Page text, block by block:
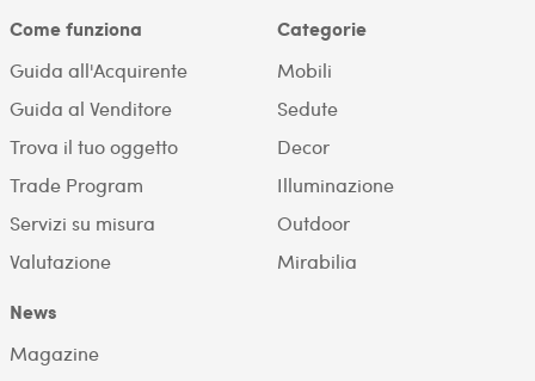
Come funziona
Guida all'Acquirente
Guida al Venditore
Trova il tuo oggetto
Trade Program
Servizi su misura
Valutazione
Categorie
Mobili
Sedute
Decor
Illuminazione
Outdoor
Mirabilia
News
Magazine